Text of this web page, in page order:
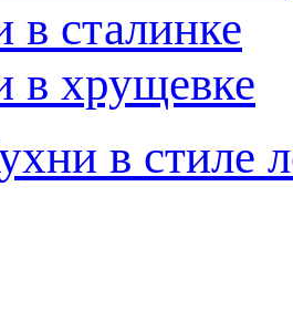
в сталинке
в хрущевке
в стиле